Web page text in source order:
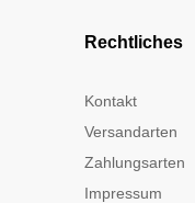
Rechtliches
Kontakt
Versandarten
Zahlungsarten
Impressum